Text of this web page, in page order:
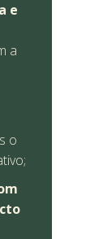
e
a
o